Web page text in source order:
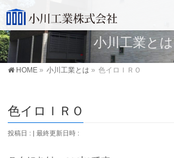
小川工業とは
HOME » 小川工業とは » 色イロＩＲＯ
色イロＩＲＯ
投稿日 : 最終更新日時 :